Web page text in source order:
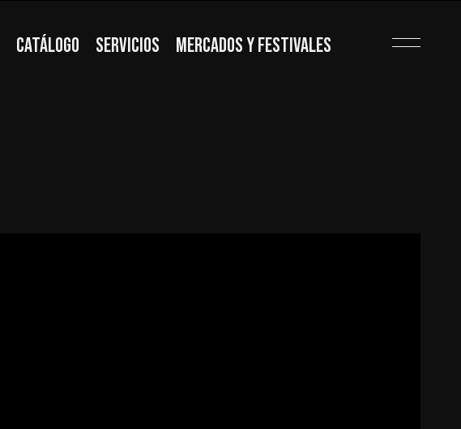
CATÁLOGO SERVICIOS MERCADOS Y FESTIVALES